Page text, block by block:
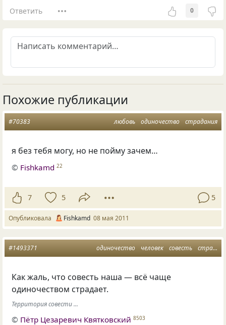
Ответить 0
Похожие публикации
любовь одиночество страдания
#70383
я без тебя могу, но не пойму зачем…
© Fishkamd 22
7 5 5
Опубликовала Fishkamd 08 мая 2011
одиночество человек совесть страдания
#1493371
Как жаль, что совесть наша — всё чаще
одиночеством страдает.
Территория совести ...
© Пётр Цезаревич Квятковский 8503